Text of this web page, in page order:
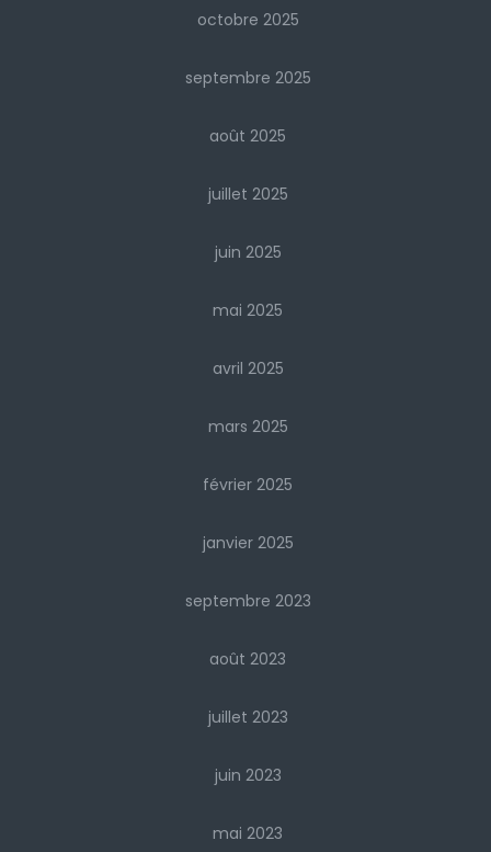
octobre 2025
septembre 2025
août 2025
juillet 2025
juin 2025
mai 2025
avril 2025
mars 2025
février 2025
janvier 2025
septembre 2023
août 2023
juillet 2023
juin 2023
mai 2023